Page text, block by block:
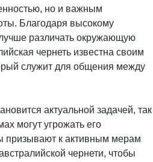
но и важным
Благодаря высокому
различать окружающую
чернеть известна своим
служит для общения между
актуальной задачей, так
могут угрожать его
призывают к активным мерам
чернети, чтобы